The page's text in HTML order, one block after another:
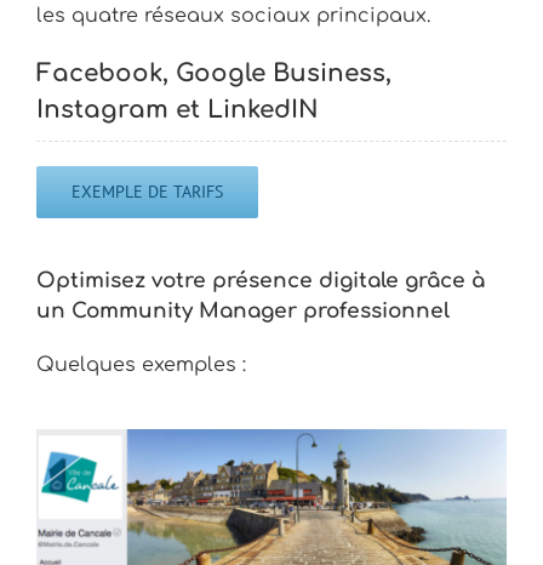
les quatre réseaux sociaux principaux.
Facebook, Google Business,
Instagram et LinkedIN
EXEMPLE DE TARIFS
Optimisez votre présence digitale grâce à
un Community Manager professionnel
Quelques exemples :